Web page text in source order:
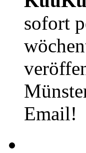
sofort
Email!